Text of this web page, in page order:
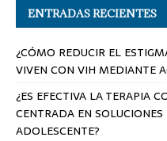
ENTRADAS RECIENTES
¿CÓMO REDUCIR EL
VIVEN CON VIH MEDIANTE
¿ES EFECTIVA LA TERAPIA
CENTRADA EN
ADOLESCENTE?